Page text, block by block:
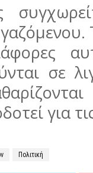
σε
για
Πολιτική